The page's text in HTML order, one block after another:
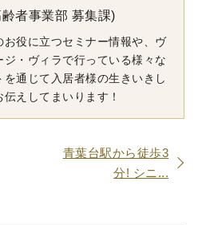
者事業部 募集課)
お役に立つセミナー情報や、ヴ
ジ・ヴィラで行っている様々な
を通じて入居者様の生きいきし
伝えしてまいります！
青葉台駅から徒歩3
分! シニ...